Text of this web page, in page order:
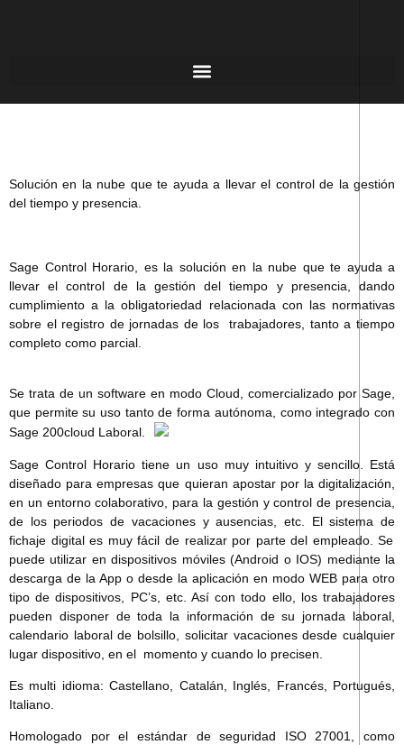
Solución en la nube que te ayuda a llevar el control de la gestión
del tiempo y presencia.
Sage Control Horario, es la solución en la nube que te ayuda a
llevar el control de la gestión del tiempo y presencia, dando
cumplimiento a laobligatoriedad relacionada con las normativas
sobre el registro de jornadas de los trabajadores, tanto a tiempo
completo como parcial.
Se trata de un software en modo Cloud, comercializado por Sage,
que permite su uso tanto de forma autónoma, como integrado con
Sage 200cloud Laboral.
Sage Control Horario tiene un uso muy intuitivo y sencillo . Está
diseñado para empresas que quieran apostar por la digitalización,
en un entorno colaborativo, para la gestión y control de presencia
de los periodos de vacaciones y ausencias, etc. El sistema de
fichaje digitales muy fácil de realizar por parte del empleado. Se
puede utilizar endispositivos móviles (Android o IOS) mediante la
descarga de la App o desde la aplicación en modo WEB para otro
tipo de dispositivos, PC’s, etc. Así con todo ello, los trabajadores
pueden disponer de toda la información de su jornada laboral,
calendario laboral de bolsillo, solicitar vacaciones desde cualquier
lugar dispositivo, en el momento y cuando lo precisen.
Es multi idioma: Castellano, Catalán, Inglés, Francés, Portugués,
Italiano.
Homologado por el estándar de seguridad ISO 27001, como